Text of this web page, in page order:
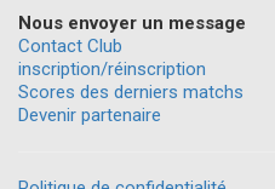
Nous envoyer un message
Contact Club
inscription/réinscription
Scores des derniers matchs
Devenir partenaire